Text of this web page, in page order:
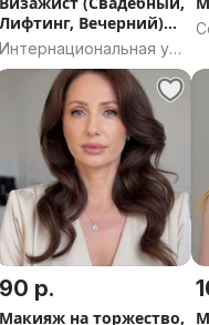
Лифтинг, Вечерний)
Макияж
Интернациональная ул,
Минск
90 р.
Макияж на торжество,